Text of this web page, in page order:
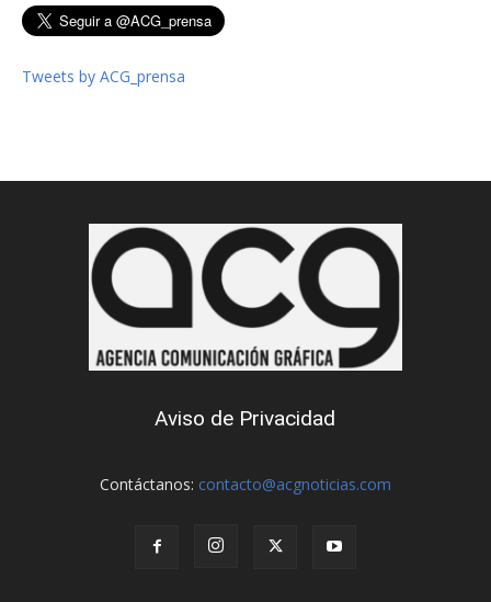
Tweets by ACG_prensa
Aviso de Privacidad
Contáctanos: contacto@acgnoticias.com